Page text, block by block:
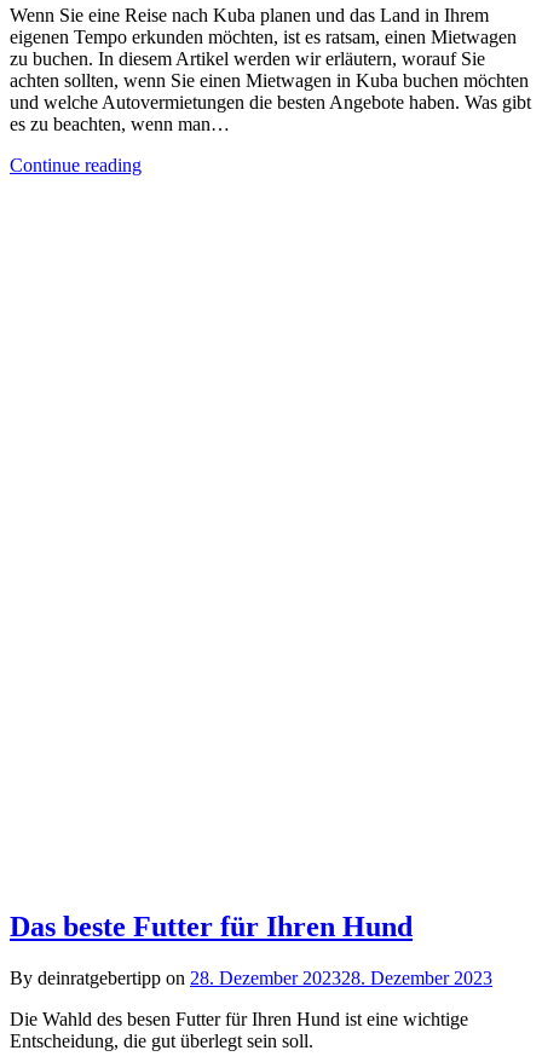
Wenn Sie eine Reise nach Kuba planen und das Land in Ihrem
eigenen Tempo erkunden möchten, ist es ratsam, einen Mietwagen
zu buchen. In diesem Artikel werden wir erläutern, worauf Sie
achten sollten, wenn Sie einen Mietwagen in Kuba buchen möchten
und welche Autovermietungen die besten Angebote haben. Was gibt
es zu beachten, wenn man…
Continue reading
Das beste Futter für Ihren Hund
By deinratgebertipp on 28. Dezember 202328. Dezember 2023
Die Wahld des besen Futter für Ihren Hund ist eine wichtige
Entscheidung, die gut überlegt sein soll.